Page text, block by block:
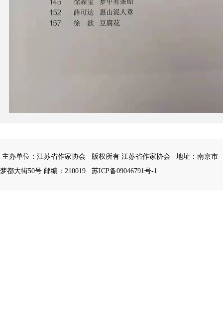
主办单位：江苏省作家协会 版权所有 江苏省作家协会
地址：南京市
梦都大街50号 邮编：210019
苏ICP备09046791号-1